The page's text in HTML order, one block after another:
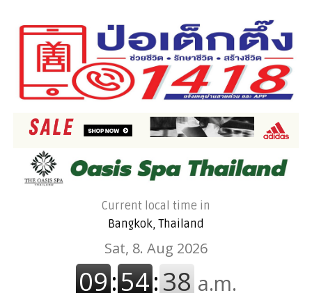
Current local time in
Bangkok, Thailand